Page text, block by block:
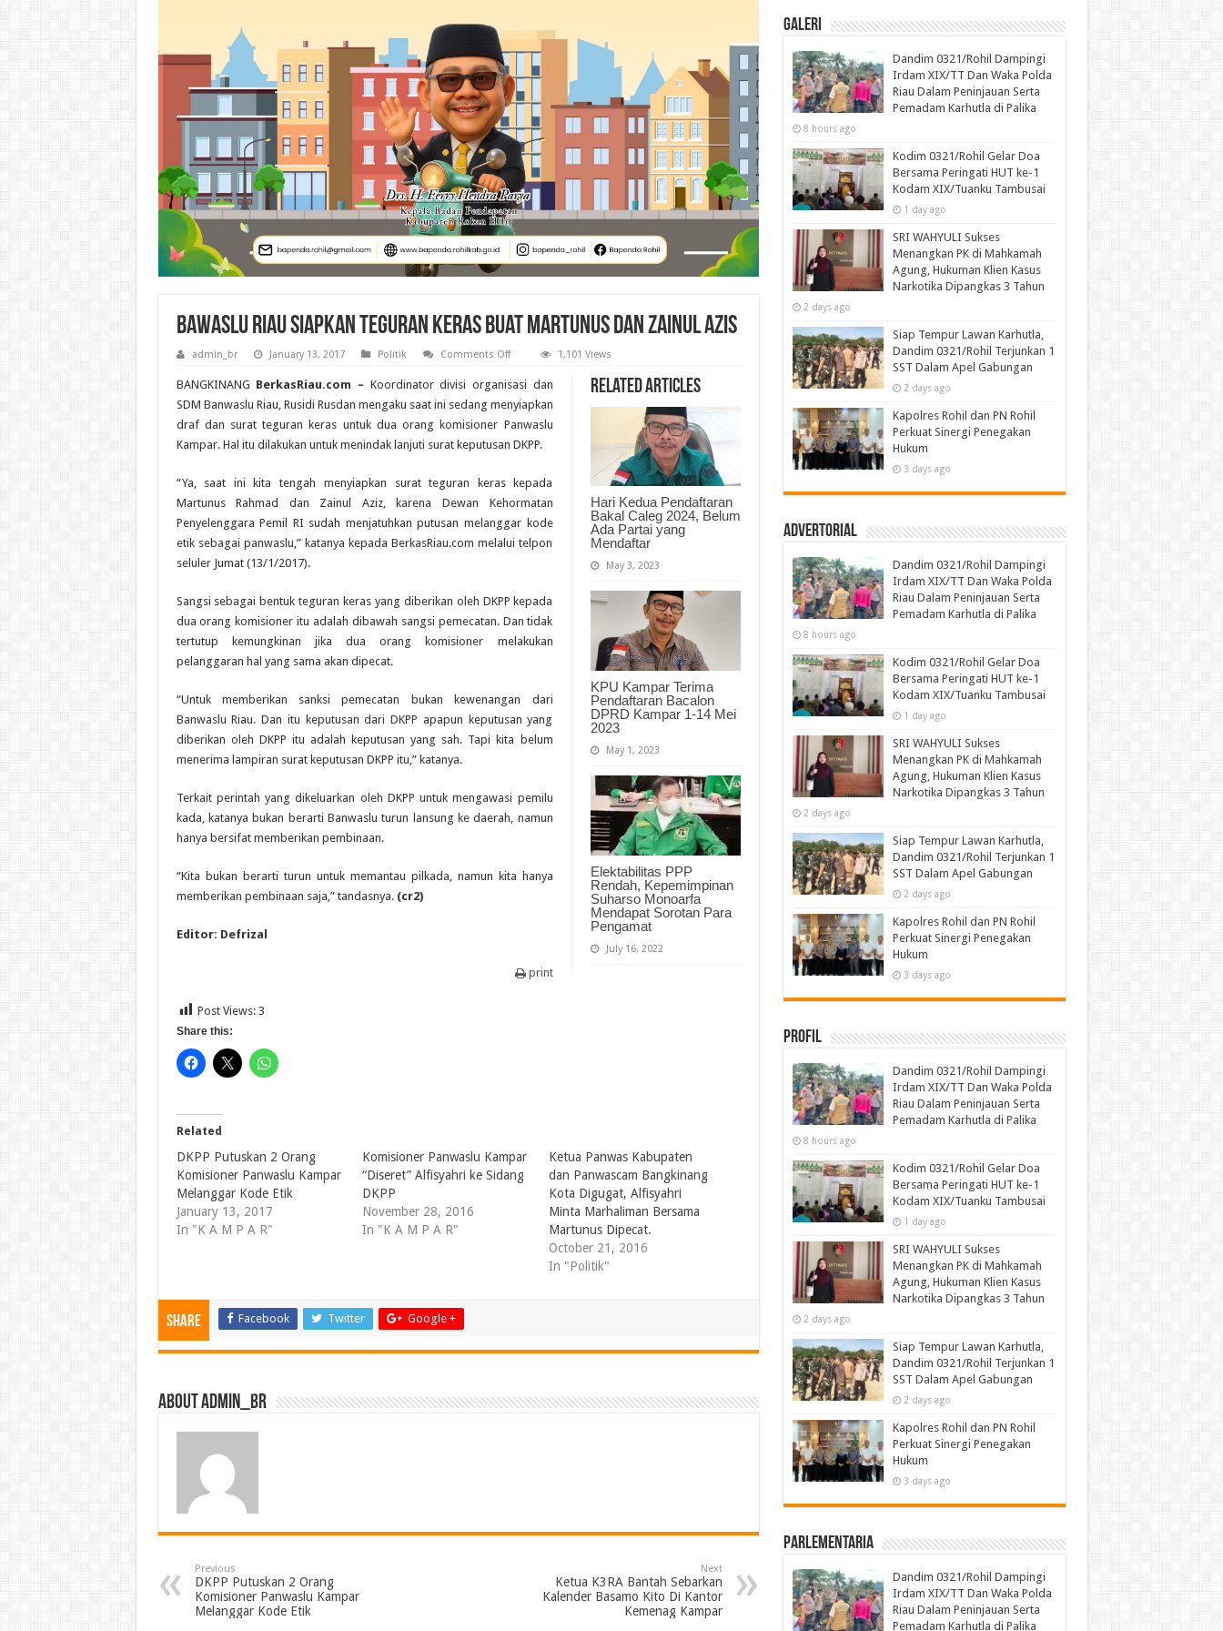
Bawaslu Riau Siapkan Teguran Keras Buat Martunus dan Zainul Azis
admin_br January 13, 2017 Politik Comments Offon
Siapkan
Teguran
Keras
Buat
dan
1,101 Views
Related Articles
Hari Kedua Pendaftaran
Bakal Caleg 2024, Belum
Ada Partai yang
Mendaftar
May 3, 2023
KPU Kampar Terima
Pendaftaran Bacalon
DPRD Kampar 1-14 Mei
2023
May 1, 2023
Elektabilitas PPP
Rendah, Kepemimpinan
Suharso Monoarfa
Mendapat Sorotan Para
Pengamat
July 16, 2022
BANGKINANG BerkasRiau.com – Koordinator divisi organisasi dan
SDM Banwaslu Riau, Rusidi Rusdan mengaku saat ini sedang menyiapkan
draf dan surat teguran keras untuk dua orang komisioner Panwaslu
Kampar. Hal itu dilakukan untuk menindak lanjuti surat keputusan DKPP.
“Ya, saat ini kita tengah menyiapkan surat teguran keras kepada
Martunus Rahmad dan Zainul Aziz, karena Dewan Kehormatan
Penyelenggara Pemil RI sudah menjatuhkan putusan melanggar kode
etik sebagai panwaslu,” katanya kepada BerkasRiau.com melalui telpon
seluler Jumat (13/1/2017).
Sangsi sebagai bentuk teguran keras yang diberikan oleh DKPP kepada
dua orang komisioner itu adalah dibawah sangsi pemecatan. Dan tidak
tertutup kemungkinan jika dua orang komisioner melakukan
pelanggaran hal yang sama akan dipecat.
“Untuk memberikan sanksi pemecatan bukan kewenangan dari
Banwaslu Riau. Dan itu keputusan dari DKPP apapun keputusan yang
diberikan oleh DKPP itu adalah keputusan yang sah. Tapi kita belum
menerima lampiran surat keputusan DKPP itu,” katanya.
Terkait perintah yang dikeluarkan oleh DKPP untuk mengawasi pemilu
kada, katanya bukan berarti Banwaslu turun lansung ke daerah, namun
hanya bersifat memberikan pembinaan.
“Kita bukan berarti turun untuk memantau pilkada, namun kita hanya
memberikan pembinaan saja,” tandasnya. (cr2)
Editor: Defrizal
print
Post Views: 3
Share this:
Related
DKPP Putuskan 2 Orang
Komisioner Panwaslu Kampar
Melanggar Kode Etik
January 13, 2017
In "K A M P A R"
Komisioner Panwaslu Kampar
“Diseret” Alfisyahri ke Sidang
DKPP
November 28, 2016
In "K A M P A R"
Ketua Panwas Kabupaten
dan Panwascam Bangkinang
Kota Digugat, Alfisyahri
Minta Marhaliman Bersama
Martunus Dipecat.
October 21, 2016
In "Politik"
Share Facebook Twitter Google +
About admin_br
Previous
DKPP Putuskan 2 Orang
Komisioner Panwaslu Kampar
Melanggar Kode Etik
Next
Ketua K3RA Bantah Sebarkan
Kalender Basamo Kito Di Kantor
Kemenag Kampar
Galeri
Dandim 0321/Rohil Dampingi
Irdam XIX/TT Dan Waka Polda
Riau Dalam Peninjauan Serta
Pemadam Karhutla di Palika
8 hours ago
Kodim 0321/Rohil Gelar Doa
Bersama Peringati HUT ke-1
Kodam XIX/Tuanku Tambusai
1 day ago
SRI WAHYULI Sukses
Menangkan PK di Mahkamah
Agung, Hukuman Klien Kasus
Narkotika Dipangkas 3 Tahun
2 days ago
Siap Tempur Lawan Karhutla,
Dandim 0321/Rohil Terjunkan 1
SST Dalam Apel Gabungan
2 days ago
Kapolres Rohil dan PN Rohil
Perkuat Sinergi Penegakan
Hukum
3 days ago
Advertorial
Dandim 0321/Rohil Dampingi
Irdam XIX/TT Dan Waka Polda
Riau Dalam Peninjauan Serta
Pemadam Karhutla di Palika
8 hours ago
Kodim 0321/Rohil Gelar Doa
Bersama Peringati HUT ke-1
Kodam XIX/Tuanku Tambusai
1 day ago
SRI WAHYULI Sukses
Menangkan PK di Mahkamah
Agung, Hukuman Klien Kasus
Narkotika Dipangkas 3 Tahun
2 days ago
Siap Tempur Lawan Karhutla,
Dandim 0321/Rohil Terjunkan 1
SST Dalam Apel Gabungan
2 days ago
Kapolres Rohil dan PN Rohil
Perkuat Sinergi Penegakan
Hukum
3 days ago
Profil
Dandim 0321/Rohil Dampingi
Irdam XIX/TT Dan Waka Polda
Riau Dalam Peninjauan Serta
Pemadam Karhutla di Palika
8 hours ago
Kodim 0321/Rohil Gelar Doa
Bersama Peringati HUT ke-1
Kodam XIX/Tuanku Tambusai
1 day ago
SRI WAHYULI Sukses
Menangkan PK di Mahkamah
Agung, Hukuman Klien Kasus
Narkotika Dipangkas 3 Tahun
2 days ago
Siap Tempur Lawan Karhutla,
Dandim 0321/Rohil Terjunkan 1
SST Dalam Apel Gabungan
2 days ago
Kapolres Rohil dan PN Rohil
Perkuat Sinergi Penegakan
Hukum
3 days ago
Parlementaria
Dandim 0321/Rohil Dampingi
Irdam XIX/TT Dan Waka Polda
Riau Dalam Peninjauan Serta
Pemadam Karhutla di Palika